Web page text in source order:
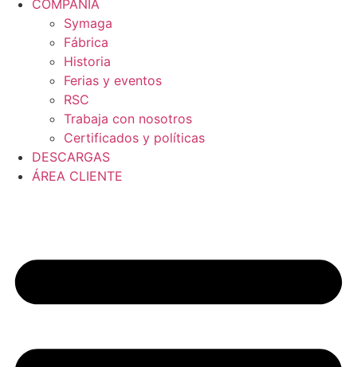
COMPAÑÍA
Symaga
Fábrica
Historia
Ferias y eventos
RSC
Trabaja con nosotros
Certificados y políticas
DESCARGAS
ÁREA CLIENTE